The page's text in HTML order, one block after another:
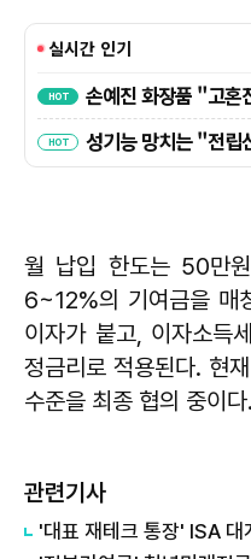
월 납입 한도는 50만
6~12%의 기여금을 매
이자가 붙고, 이자소득
정금리로 적용된다. 현
수준을 최종 협의 중이다.
관련기사
'대표 재테크 통장' ISA